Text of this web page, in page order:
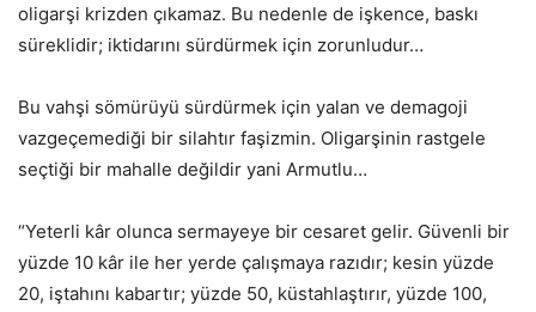
oligarşi krizden çıkamaz. Bu nedenle de işkence, baskı
süreklidir; iktidarını sürdürmek için zorunludur…
Bu vahşi sömürüyü sürdürmek için yalan ve demagoji
vazgeçemediği bir silahtır faşizmin. Oligarşinin rastgele
seçtiği bir mahalle değildir yani Armutlu…
“Yeterli kâr olunca sermayeye bir cesaret gelir. Güvenli bir
yüzde 10 kâr ile her yerde çalışmaya razıdır; kesin yüzde
20, iştahını kabartır; yüzde 50, küstahlaştırır, yüzde 100,